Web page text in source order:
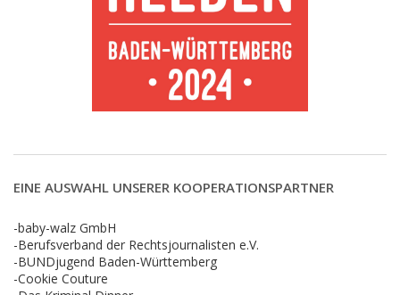
EINE AUSWAHL UNSERER KOOPERATIONSPARTNER
-baby-walz GmbH
-Berufsverband der Rechtsjournalisten e.V.
-BUNDjugend Baden-Württemberg
-Cookie Couture